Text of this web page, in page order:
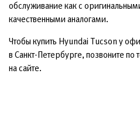
обслуживание как с
качественными аналогами.
Чтобы купить Hyundai Tucson у
в Санкт-Петербурге, позвоните по
на сайте.